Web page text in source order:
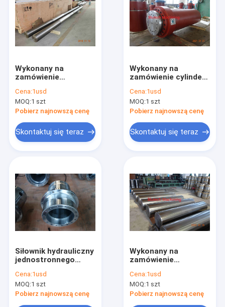
Wykonany na
zamówienie
pras 4-kolumnowych
Cena:1usd
MOQ:1 szt
Pobierz najnowszą cenę
Skontaktuj się teraz
Wykonany na
zamówienie cylinder
hydraulicznej prasy
do formowania
metali
Cena:1usd
MOQ:1 szt
Pobierz najnowszą cenę
Skontaktuj się teraz
Siłownik hydrauliczny
jednostronnego
Cena:1usd
MOQ:1 szt
Pobierz najnowszą cenę
Wykonany na
zamówienie
tłoczysko do cylindra
pojedynczego
działania o długim
Cena:1usd
MOQ:1 szt
Pobierz najnowszą cenę